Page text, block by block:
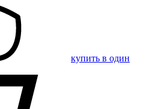
купить в один